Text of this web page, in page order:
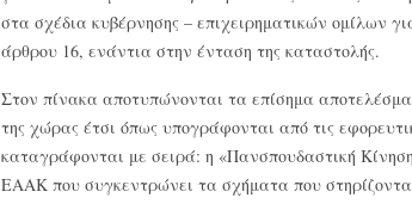
στα σχέδια κυβέρνησης – επιχειρηματικών ομίλων
άρθρου 16, ενάντια στην ένταση της καταστολής.
Στον πίνακα αποτυπώνονται τα επίσημα
της χώρας έτσι όπως υπογράφονται από τις
καταγράφονται με σειρά: η «Πανσπουδαστική
ΕΑΑΚ που συγκεντρώνει τα σχήματα που